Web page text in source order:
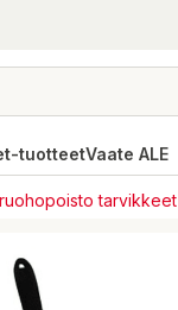
tuotteetVaate ALE
tarvikkeet